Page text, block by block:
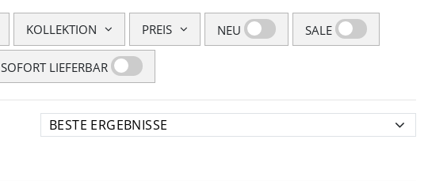
KOLLEKTION PREIS NEU SALE
SOFORT LIEFERBAR